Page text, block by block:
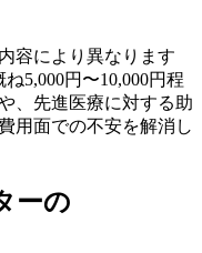
容により異なります
5,000円〜10,000円程
、先進医療に対する助
用面での不安を解消し
ーの